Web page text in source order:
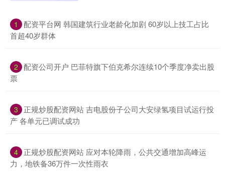
1
​配资平台网 韩国建筑行业老龄化加剧 60岁以上技工占比
首超40岁群体
2 ​配资公司开户 巴菲特旗下伯克希尔连续10个季度净卖出股
票
3
​正规炒股配资网站 吉电股份子公司大安绿氢项目试运行投
产 各单元已调试成功
4 ​正规炒股配资网站 应对本轮降雨，公共交通增加高峰运
力，地铁备36万件一次性雨衣